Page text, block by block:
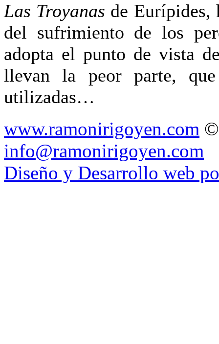
Las Troyanas de Eurípides,
del sufrimiento de los
adopta el punto de vista
llevan la peor parte,
utilizadas…
www.ramonirigoyen.com
info@ramonirigoyen.com
Diseño y Desarrollo web